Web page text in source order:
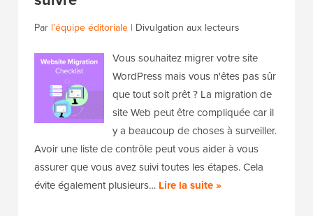
Par l'équipe éditoriale | Divulgation aux lecteurs
Vous souhaitez migrer votre site
WordPress mais vous n'êtes pas sûr
que tout soit prêt ? La migration de
site Web peut être compliquée car il
y a beaucoup de choses à surveiller.
Avoir une liste de contrôle peut vous aider à vous
assurer que vous avez suivi toutes les étapes. Cela
évite également plusieurs… Lire la suite »